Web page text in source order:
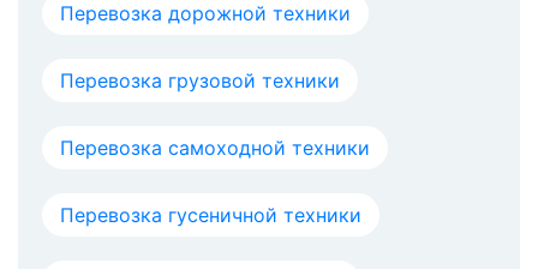
Перевозка дорожной техники
Перевозка грузовой техники
Перевозка самоходной техники
Перевозка гусеничной техники